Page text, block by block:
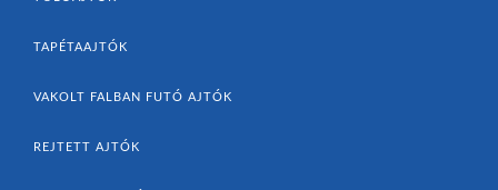
TAPÉTAAJTÓK
VAKOLT FALBAN FUTÓ AJTÓK
REJTETT AJTÓK